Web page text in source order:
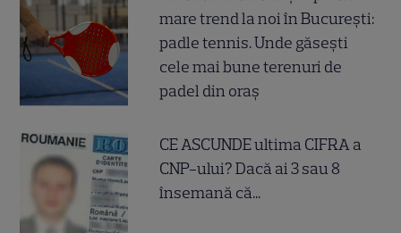
mare trend la noi în București:
padle tennis. Unde găsești
cele mai bune terenuri de
padel din oraș
CE ASCUNDE ultima CIFRA a
CNP-ului? Dacă ai 3 sau 8
însemană că...